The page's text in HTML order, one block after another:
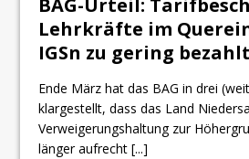
BAG-Urteil:
Lehrkräfte im
IGSn zu gering
Ende März hat das BAG in drei
klargestellt, dass das Land
Verweigerungshaltung zur
länger aufrecht[...]